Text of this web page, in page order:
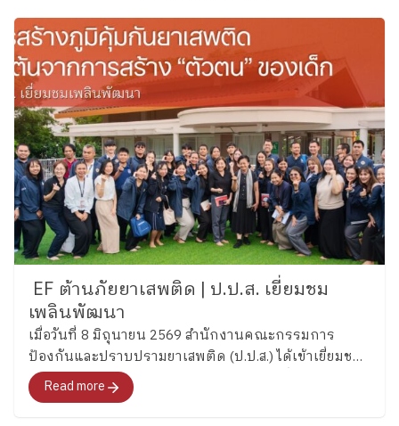
EF ต้านภัยยาเสพติด | ป.ป.ส. เยี่ยมชม
เพลินพัฒนา
เมื่อวันที่ 8 มิถุนายน 2569 สำนักงานคณะกรรมการ
ป้องกันและปราบปรามยาเสพติด (ป.ป.ส.) ได้เข้าเยี่ยมชม
และศึกษากระบวนการพัฒนาทักษะสมองเพื่อการจัดการ
ชีวิต (Executive Functions : EF) ของโรงเรียนเพลิน
Read more